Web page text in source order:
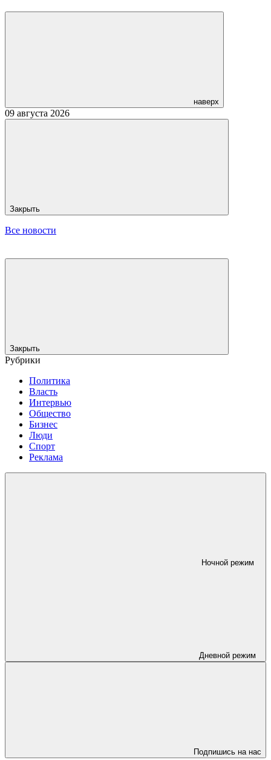
наверх
09 августа 2026
Закрыть
Все новости
Закрыть
Рубрики
Политика
Власть
Интервью
Общество
Бизнес
Люди
Спорт
Реклама
Ночной режим
Дневной режим
Подпишись на нас